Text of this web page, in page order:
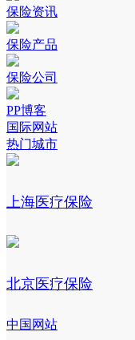
保险资讯
保险产品
保险公司
PP博客
国际网站
热门城市
上海医疗保险
北京医疗保险
中国网站